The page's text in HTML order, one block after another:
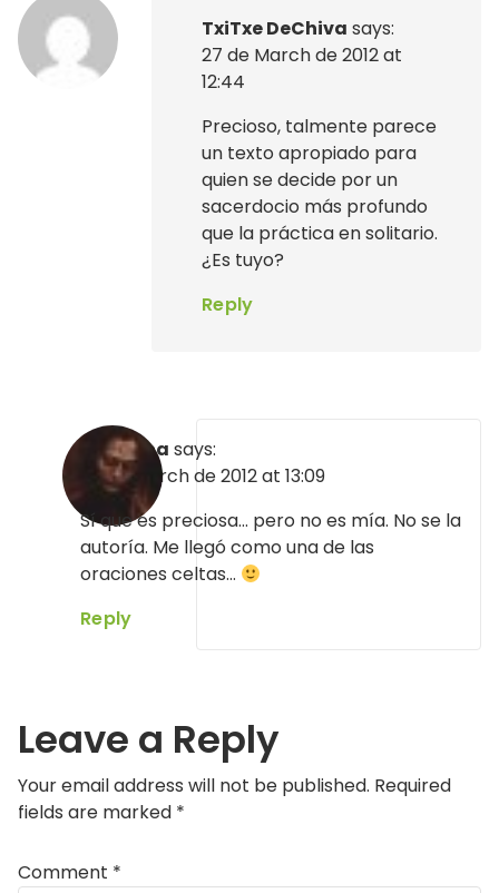
TxiTxe DeChiva says:
27 de March de 2012 at
12:44
Precioso, talmente parece
un texto apropiado para
quien se decide por un
sacerdocio más profundo
que la práctica en solitario.
¿Es tuyo?
Reply
Morgana says:
27 de March de 2012 at 13:09
Sí que es preciosa… pero no es mía. No se la
autoría. Me llegó como una de las
oraciones celtas…
Reply
Leave a Reply
Your email address will not be published. Required
fields are marked *
Comment *